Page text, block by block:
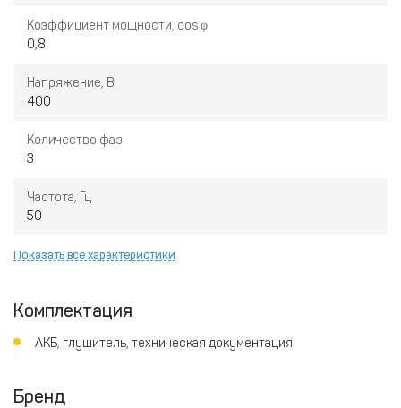
Коэффициент мощности, cos φ
0,8
Напряжение, В
400
Количество фаз
3
Частота, Гц
50
Показать все характеристики
Комплектация
АКБ, глушитель, техническая документация
Бренд